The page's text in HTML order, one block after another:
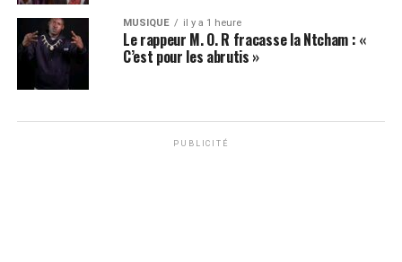
MUSIQUE il y a 1 heure
Le rappeur M. O. R fracasse la Ntcham : «
C’est pour les abrutis »
PUBLICITÉ